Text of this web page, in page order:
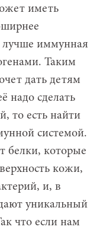
иметь
лучше иммунная
Таким
дать детям
надо сделать
то есть найти
системой.
белки, которые
кожи,
и, в
уникальный
что если нам